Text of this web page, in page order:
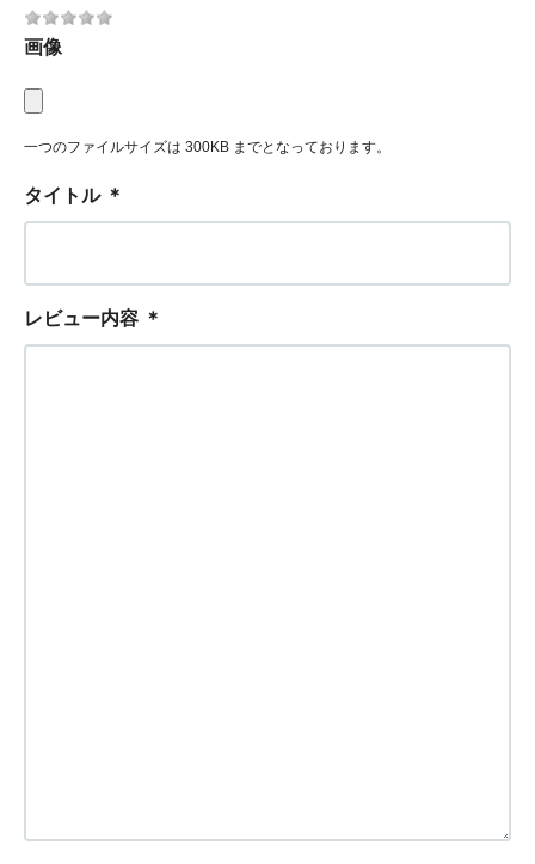
画像
一つのファイルサイズは 300KB までとなっております。
タイトル ＊
レビュー内容 ＊